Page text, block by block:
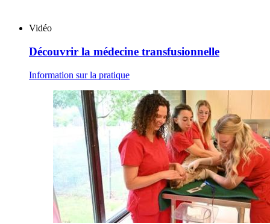
Vidéo
Découvrir la médecine transfusionnelle
Information sur la pratique